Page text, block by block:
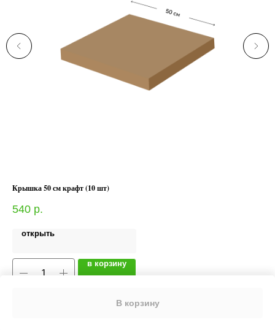
В корзину
Крышка 50 см крафт (10 шт)
540 р.
открыть
в корзину